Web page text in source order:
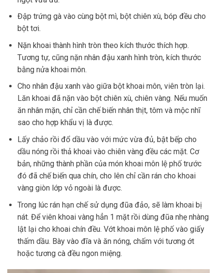
Đập trứng gà vào cùng bột mì, bột chiên xù, bóp đều cho
bột tơi.
Nặn khoai thành hình tròn theo kích thước thích hợp.
Tương tự, cũng nặn nhân đậu xanh hình tròn, kích thước
bằng nửa khoai môn.
Cho nhân đậu xanh vào giữa bột khoai môn, viên tròn lại.
Lăn khoai đã nặn vào bột chiên xù, chiên vàng. Nếu muốn
ăn nhân mặn, chỉ cần chế biến nhân thịt, tôm và mộc nhĩ
sao cho hợp khẩu vị là được.
Lấy chảo rồi đổ dầu vào với mức vừa đủ, bật bếp cho
dầu nóng rồi thả khoai vào chiên vàng đều các mặt. Cơ
bản, những thành phần của món khoai môn lệ phố trước
đó đã chế biến qua chín, cho lên chỉ cần rán cho khoai
vàng giòn lớp vỏ ngoài là được.
Trong lúc rán hạn chế sử dụng đũa đảo, sẽ làm khoai bị
nát. Để viên khoai vàng hẳn 1 mặt rồi dùng đũa nhẹ nhàng
lật lại cho khoai chín đều. Vớt khoai môn lệ phố vào giấy
thấm dầu. Bày vào đĩa và ăn nóng, chấm với tương ớt
hoặc tương cà đều ngon miệng.